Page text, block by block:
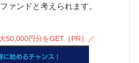
ァンドと考えられます。
50,000円分をGET［PR］／